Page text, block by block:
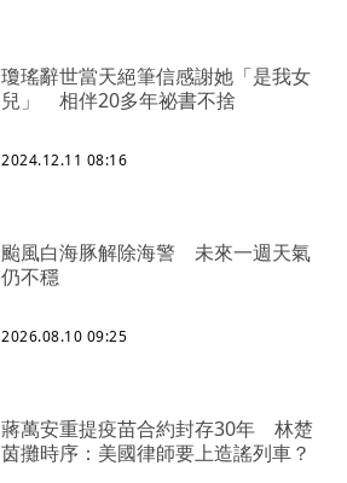
瓊瑤辭世當天絕筆信感謝她「是我女
兒」 相伴20多年祕書不捨
2024.12.11 08:16
颱風白海豚解除海警 未來一週天氣
仍不穩
2026.08.10 09:25
蔣萬安重提疫苗合約封存30年 林楚
茵攤時序：美國律師要上造謠列車？